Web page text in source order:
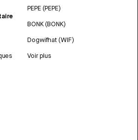
PEPE (PEPE)
BONK (BONK)
Dogwifhat (WIF)
Voir plus